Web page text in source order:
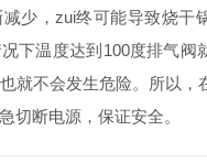
少，zui终可能导致烧干
下温度达到100度排气阀
就不会发生危险。所以，
切断电源，保证安全。